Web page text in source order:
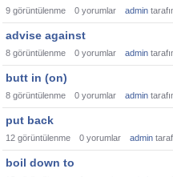
9 görüntülenme 0 yorumlar admin
advise against
8 görüntülenme 0 yorumlar admin
butt in (on)
8 görüntülenme 0 yorumlar admin
put back
12 görüntülenme 0 yorumlar admin
boil down to